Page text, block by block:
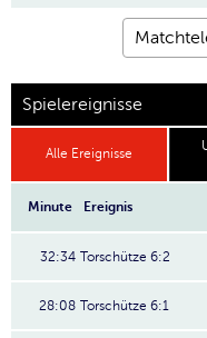
Spielereignisse
Alle Ereignisse
Minute Ereignis
32:34 Torschütze 6:2
28:08 Torschütze 6:1